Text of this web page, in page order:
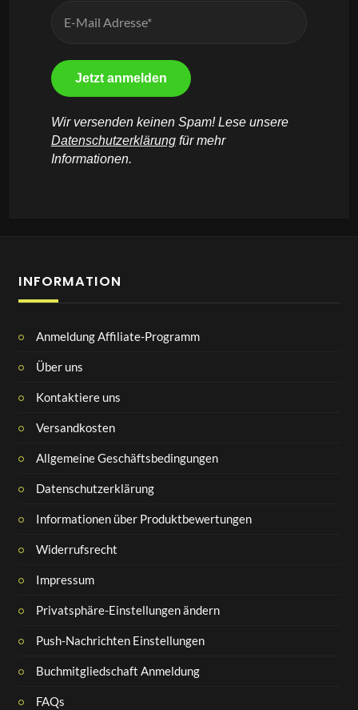
Wir versenden keinen Spam! Lese unsere
Datenschutzerklärungfür mehr
Informationen.
INFORMATION
Anmeldung Affiliate-Programm
Über uns
Kontaktiere uns
Versandkosten
Allgemeine Geschäftsbedingungen
Datenschutzerklärung
Informationen über Produktbewertungen
Widerrufsrecht
Impressum
Privatsphäre-Einstellungen ändern
Push-Nachrichten Einstellungen
Buchmitgliedschaft Anmeldung
FAQs